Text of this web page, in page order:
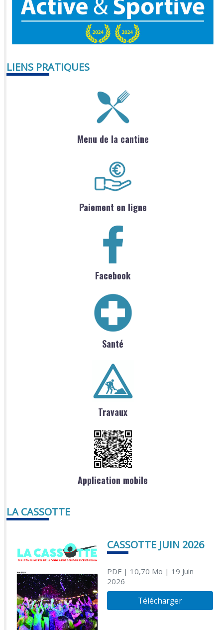
LIENS PRATIQUES
Menu de la cantine
Paiement en ligne
Facebook
Santé
Travaux
Application mobile
LA CASSOTTE
CASSOTTE JUIN 2026
PDF| 10,70 Mo | 19 Juin
2026
Télécharger